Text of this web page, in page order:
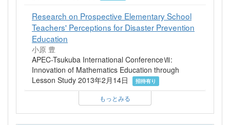
Research on Prospective Elementary School
Teachers' Perceptions for Disaster Prevention
Education
小原 豊
APEC-Tsukuba International ConferenceⅦ:
Innovation of Mathematics Education through
Lesson Study 2013年2月14日
招待有り
もっとみる